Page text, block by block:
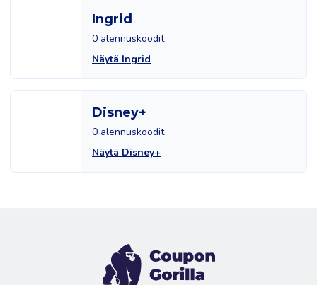
Ingrid
0 alennuskoodit
Näytä Ingrid
Disney+
0 alennuskoodit
Näytä Disney+